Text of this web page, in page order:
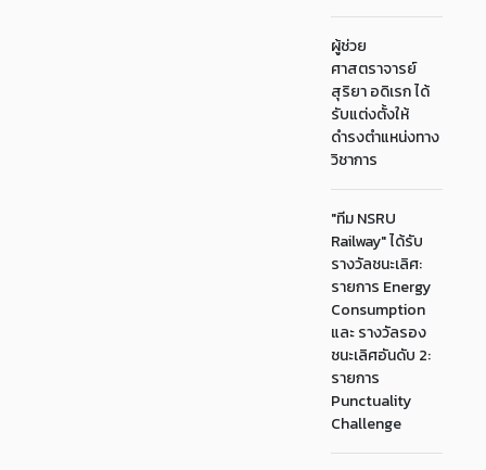
ผู้ช่วย
ศาสตราจารย์
สุริยา อดิเรก ได้
รับแต่งตั้งให้
ดำรงตำแหน่งทาง
วิชาการ
"ทีม NSRU
Railway" ได้รับ
รางวัลชนะเลิศ:
รายการ Energy
Consumption
และ รางวัลรอง
ชนะเลิศอันดับ 2:
รายการ
Punctuality
Challenge